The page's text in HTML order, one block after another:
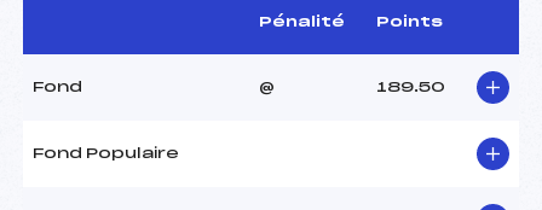
Pénalité Points
Fond @ 189.50
Fond Populaire